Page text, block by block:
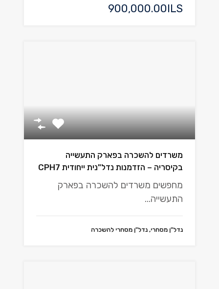
900,000.00ILS
משרדים להשכרה בפארק התעשייה
בקיסריה – הזדמנות נדל"נית ייחודית CPH7
מחפשים משרדים להשכרה בפארק
התעשייה…
נדל"ן מסחרי, נדל"ן מסחרי להשכרה